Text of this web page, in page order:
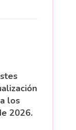
los
2026.